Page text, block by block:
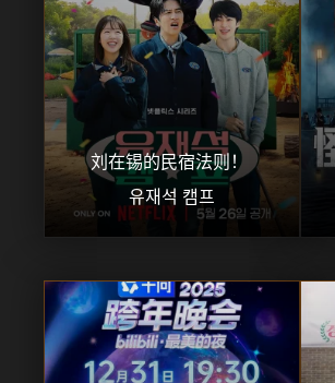
刘在锡的民宿法则！
유재석 캠프